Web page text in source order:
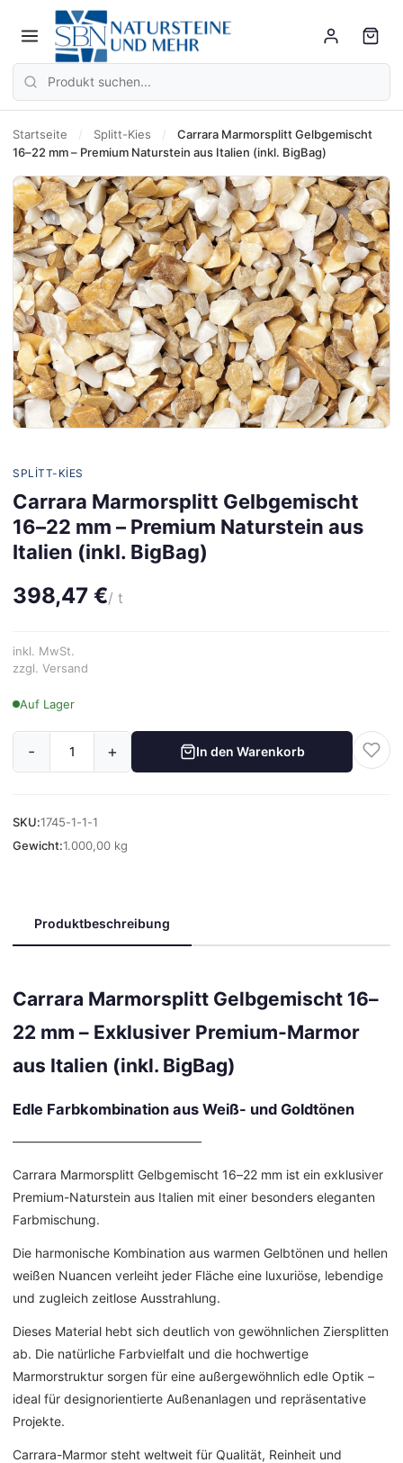
Startseite / Splitt-Kies /
Carrara Marmorsplitt Gelbgemischt
16–22 mm – Premium Naturstein aus Italien (inkl. BigBag)
SPLITT-KIES
Carrara Marmorsplitt Gelbgemischt
16–22 mm – Premium Naturstein aus
Italien (inkl. BigBag)
398,47 €/ t
inkl. MwSt.
zzgl. Versand
Auf Lager
- + In den Warenkorb
SKU:1745-1-1-1
Gewicht:1.000,00 kg
Produktbeschreibung
Carrara Marmorsplitt Gelbgemischt 16–
22 mm – Exklusiver Premium-Marmor
aus Italien (inkl. BigBag)
Edle Farbkombination aus Weiß- und Goldtönen
––––––––––––––––––––––––––––––
Carrara Marmorsplitt Gelbgemischt 16–22 mm ist ein exklusiver
Premium-Naturstein aus Italien mit einer besonders eleganten
Farbmischung.
Die harmonische Kombination aus warmen Gelbtönen und hellen
weißen Nuancen verleiht jeder Fläche eine luxuriöse, lebendige
und zugleich zeitlose Ausstrahlung.
Dieses Material hebt sich deutlich von gewöhnlichen Ziersplitten
ab. Die natürliche Farbvielfalt und die hochwertige
Marmorstruktur sorgen für eine außergewöhnlich edle Optik –
ideal für designorientierte Außenanlagen und repräsentative
Projekte.
Carrara-Marmor steht weltweit für Qualität, Reinheit und